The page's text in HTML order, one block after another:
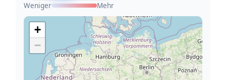
Weniger
Mehr
+
−